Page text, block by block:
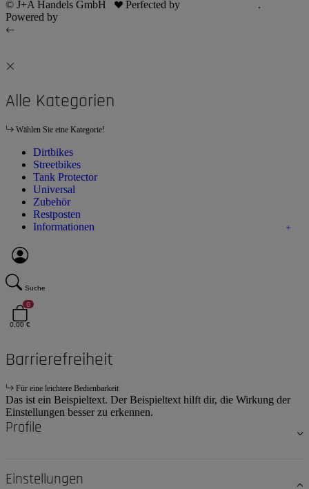
© J+A Handels GmbH Perfected by
.
Powered by
Alle Kategorien
Wählen Sie eine Kategorie!
Dirtbikes
Streetbikes
Tank Protector
Universal
Zubehör
Restposten
Informationen
Suche
0
0,00 €
Barrierefreiheit
Für eine leichtere Bedienbarkeit
Das ist ein Beispieltext. Der Beispieltext hilft dir, die Wirkung der
Einstellungen besser zu erkennen.
Profile
Einstellungen